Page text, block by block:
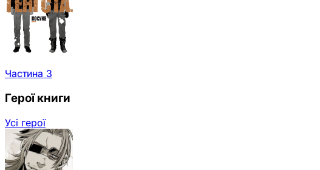
Частина 3
Герої книги
Усі герої